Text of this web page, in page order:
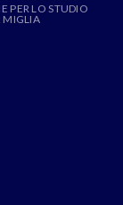
PER LO STUDIO
MIGLIA